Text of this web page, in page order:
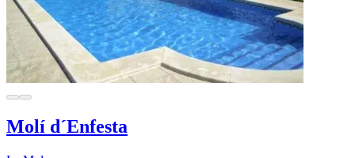
Molí d´Enfesta